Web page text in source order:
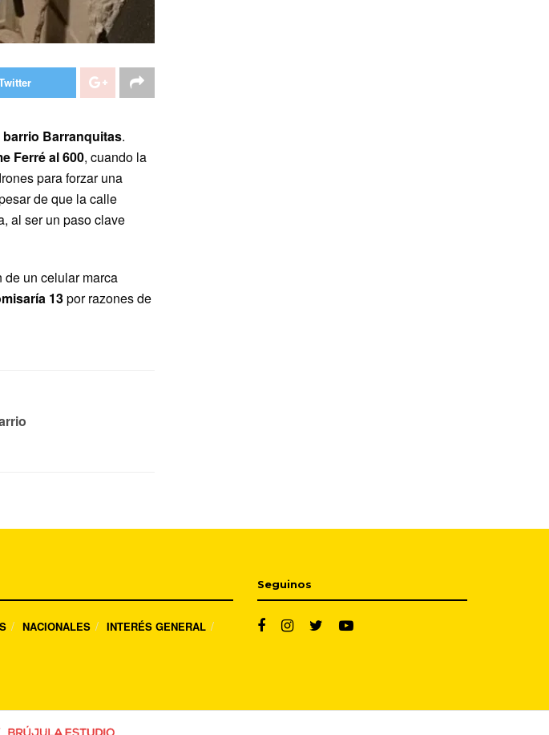
barrio Barranquitas.
Ferré al 600, cuando la
para forzar una
de que la calle
al ser un paso clave
de un celular marca
13por razones de
NACIONALES
INTERÉS GENERAL
Seguinos